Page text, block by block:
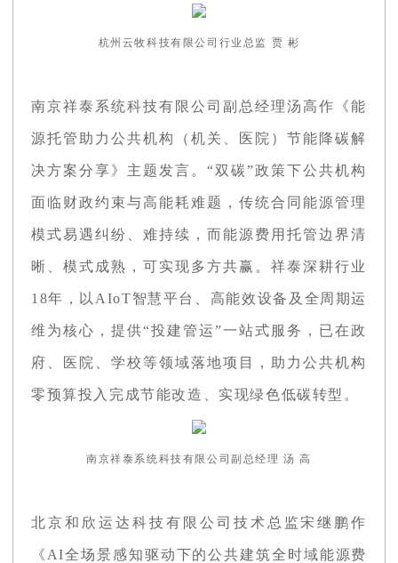
杭州云牧科技有限公司行业总监 贾 彬
南京祥泰系统科技有限公司副总经理汤高作《能
源托管助力公共机构（机关、医院）节能降碳解
决方案分享》主题发言。“双碳”政策下公共机构
面临财政约束与高能耗难题，传统合同能源管理
模式易遇纠纷、难持续，而能源费用托管边界清
晰、模式成熟，可实现多方共赢。祥泰深耕行业
18年，以AIoT智慧平台、高能效设备及全周期运
维为核心，提供“投建管运”一站式服务，已在政
府、医院、学校等领域落地项目，助力公共机构
零预算投入完成节能改造、实现绿色低碳转型。
南京祥泰系统科技有限公司副总经理 汤 高
北京和欣运达科技有限公司技术总监宋继鹏作
《AI全场景感知驱动下的公共建筑全时域能源费